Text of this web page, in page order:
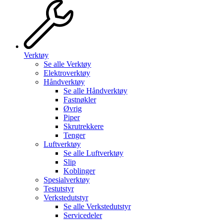
Verktøy
Se alle Verktøy
Elektroverktøy
Håndverktøy
Se alle Håndverktøy
Fastnøkler
Øvrig
Piper
Skrutrekkere
Tenger
Luftverktøy
Se alle Luftverktøy
Slip
Koblinger
Spesialverktøy
Testutstyr
Verkstedutstyr
Se alle Verkstedutstyr
Servicedeler